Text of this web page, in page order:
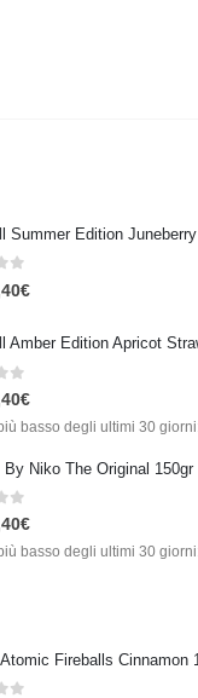
Summer Edition Juneberry
€
€
basso degli ultimi 30
By Niko The Original 150gr
€
basso degli ultimi 30
Atomic Fireballs Cinnamon